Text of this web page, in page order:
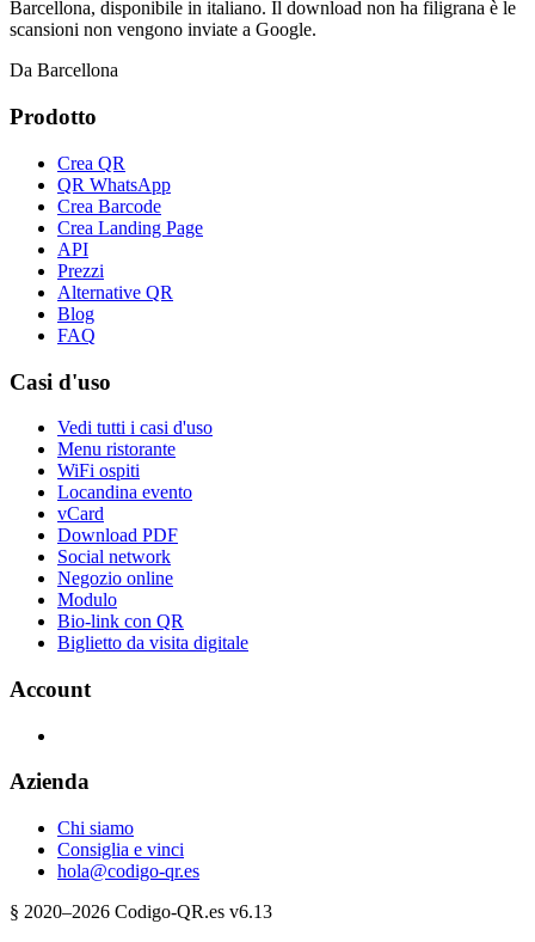
Barcellona, disponibile in italiano. Il download non ha filigrana è le
scansioni non vengono inviate a Google.
Da Barcellona
Prodotto
Crea QR
QR WhatsApp
Crea Barcode
Crea Landing Page
API
Prezzi
Alternative QR
Blog
FAQ
Casi d'uso
Vedi tutti i casi d'uso
Menu ristorante
WiFi ospiti
Locandina evento
vCard
Download PDF
Social network
Negozio online
Modulo
Bio-link con QR
Biglietto da visita digitale
Account
Azienda
Chi siamo
Consiglia e vinci
hola@codigo-qr.es
§ 2020–2026 Codigo-QR.es v6.13